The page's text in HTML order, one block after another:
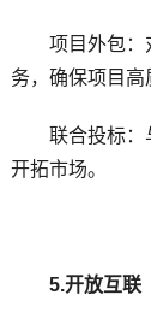
项目外包：
务，确保项目高
联合投标：
开拓市场。
5.开放互联